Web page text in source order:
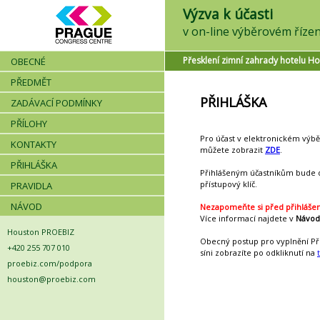
Výzva k účasti
OBECNÉ
PŘEDMĚT
ZADÁVACÍ PODMÍNKY
PŘÍLOHY
KONTAKTY
PŘIHLÁŠKA
PRAVIDLA
NÁVOD
Houston PROEBIZ
+420 255 707 010
proebiz.com/podpora
houston@proebiz.com
Přesklení zimní zahrady hotelu
PŘIHLÁŠKA
Pro účast v elektronickém
můžete zobrazit ZDE.
Přihlášeným účastníkům
přístupový klíč.
Nezapomeňte si před
Více informací najdete v Návod
Obecný postup pro vyplnění
síni zobrazíte po odkliknutí na